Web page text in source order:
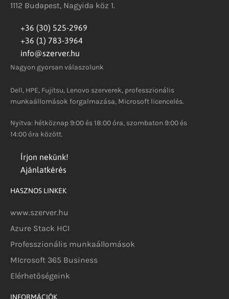
1112 Budapest, Nagyida köz 1.
+36 (30) 525-2969
+36 (1) 783-3964
info@szerver.hu
Nagyon gyorsan válaszolunk
Dell, HPE, Fujitsu, Lenovo szerverek, professzionális
munkaállomások forgalmazása, Microsoft licencelés.
Nyitva: hétköznap 9:00 és 18:00 óra, szombaton 9:00 és
14:00 óra között.
Írjon nekünk!
Ajánlatkérés
HASZNOS LINKEK
www.szerver.hu
Azure Stack HCI
Professzionális munkaállomások
MIcrosoft 365 Business
Elérhetőségeink
INFORMÁCIÓK